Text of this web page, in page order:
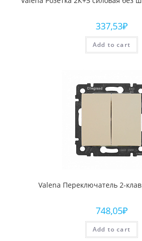
337,53₽
Add to cart
Valena Переключатель 2-
748,05₽
Add to cart